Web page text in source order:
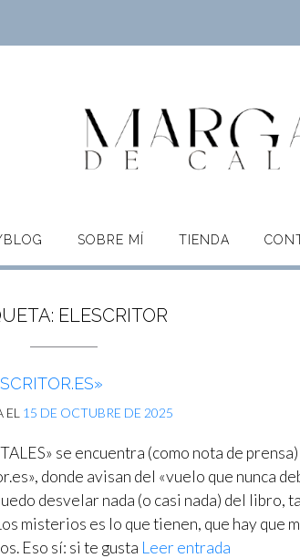
BLOG SOBRE MÍ TIENDA
ELESCRITOR
15 DE OCTUBRE DE 2025
se encuentra (como nota de
donde avisan del «vuelo que nunca
desvelar nada (o casi nada) del libro,
misterios es lo que tienen, que hay que
Eso sí: si te gusta Leer entrada